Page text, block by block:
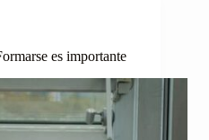
es importante